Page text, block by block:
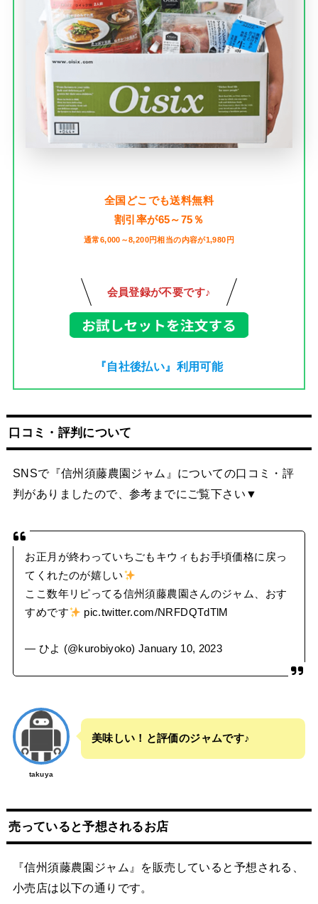
全国どこでも送料無料
割引率が65～75％
通常6,000～8,200円相当の内容が1,980円
会員登録が不要です♪
『自社後払い』利用可能
口コミ・評判について
SNSで『信州須藤農園ジャム』についての口コミ・評
判がありましたので、参考までにご覧下さい▼
お正月が終わっていちごもキウィもお手頃価格に戻っ
てくれたのが嬉しい
ここ数年リピってる信州須藤農園さんのジャム、おす
すめです
pic.twitter.com/NRFDQTdTlM
— ひよ (@kurobiyoko)January 10, 2023
takuya
美味しい！と評価のジャムです♪
売っていると予想されるお店
『信州須藤農園ジャム』を販売していると予想される、
小売店は以下の通りです。